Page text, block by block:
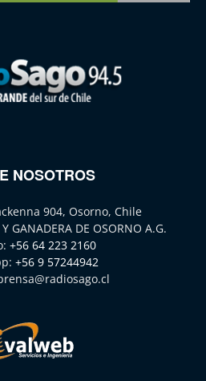
NOSOTROS
904, Osorno, Chile
GANADERA DE OSORNO A.G.
+56 64 223 2160
+56 9 57244942